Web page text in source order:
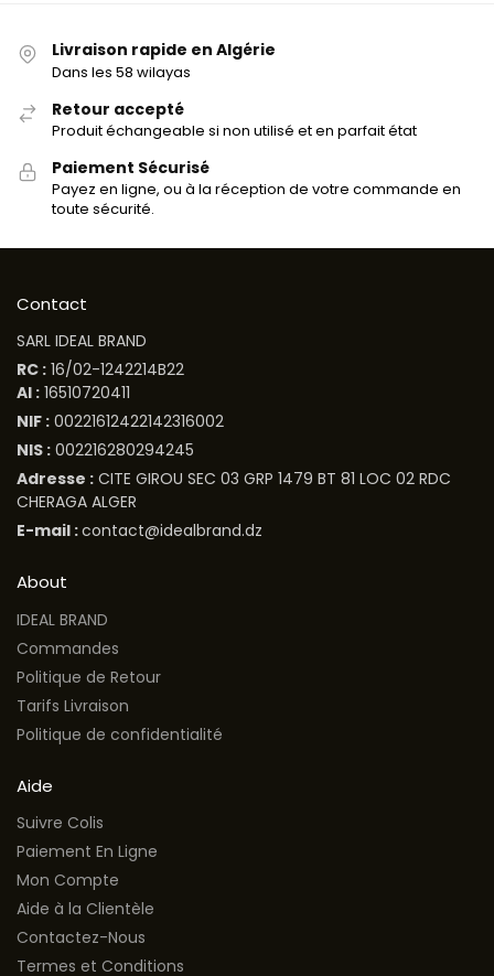
Livraison rapide en Algérie
Dans les 58 wilayas
Retour accepté
Produit échangeable si non utilisé et en parfait état
Paiement Sécurisé
Payez en ligne, ou à la réception de votre commande en
toute sécurité.
Contact
SARL IDEAL BRAND
RC : 16/02-1242214B22
AI : 16510720411
NIF : 00221612422142316002
NIS : 002216280294245
Adresse : CITE GIROU SEC 03 GRP 1479 BT 81 LOC 02 RDC
CHERAGA ALGER
E-mail :contact@idealbrand.dz
About
IDEAL BRAND
Commandes
Politique de Retour
Tarifs Livraison
Politique de confidentialité
Aide
Suivre Colis
Paiement En Ligne
Mon Compte
Aide à la Clientèle
Contactez-Nous
Termes et Conditions